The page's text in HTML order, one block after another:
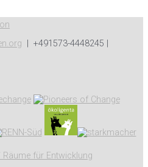
| +491573-4448245 |
Räume für Entwicklung